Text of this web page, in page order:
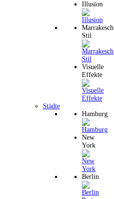
Illusion
Marrakesch
Stil
Visuelle
Effekte
Städte
Hamburg
New
York
Berlin